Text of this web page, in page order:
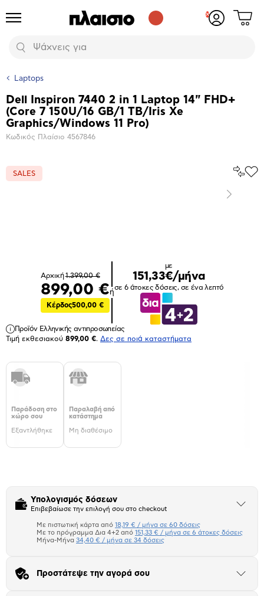
Προϊόντα
Αναζήτηση
Δες
Laptops
Βασικά
χαρακτηριστικά
Dell Inspiron 7440 2 in 1 Laptop 14" FHD+
(Core 7 150U/16 GB/1 TB/Iris Xe
Graphics/Windows 11 Pro)
Κωδικός Πλαίσιο 4567846
SALES
Επόμενο
Αρχική1.399,00 €
899,00 €
Κέρδος500,00 €
ή
με
151,33€/μήνα
σε 6 άτοκες δόσεις, σε ένα λεπτό
Προϊόν Ελληνικής αντιπροσωπείας
Τιμή εκθεσιακού 899,00 €. Δες σε ποιά καταστήματα
Παράδοση στο
χώρο σου
Εξαντλήθηκε
Παραλαβή από
κατάστημα
Μη διαθέσιμο
Υπολογισμός δόσεων
Επιβεβαίωσε την επιλογή σου στο checkout
Άνοιξε
Πιστωτική κάρτα
Μήνα Μήνα
Με πιστωτική κάρτα από 18,19 € / μήνα σε 60 δόσεις
Με το πρόγραμμα Δια 4+2 από 151,33 € / μήνα σε 6 άτοκες δόσεις
Μήνα-Μήνα 34,40 € / μήνα σε 34 δόσεις
Προστάτεψε την αγορά σου
Άνοιξε